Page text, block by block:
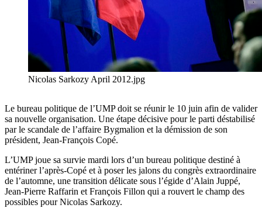
Nicolas Sarkozy April 2012.jpg
Le bureau politique de l’UMP doit se réunir le 10 juin afin de valider
sa nouvelle organisation. Une étape décisive pour le parti déstabilisé
par le scandale de l’affaire Bygmalion et la démission de son
président, Jean-François Copé.
L’UMP joue sa survie mardi lors d’un bureau politique destiné à
entériner l’après-Copé et à poser les jalons du congrès extraordinaire
de l’automne, une transition délicate sous l’égide d’Alain Juppé,
Jean-Pierre Raffarin et François Fillon qui a rouvert le champ des
possibles pour Nicolas Sarkozy.